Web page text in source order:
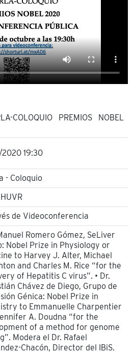
COLOQUIO PREMIOS NOBEL
19:30
- Coloquio
de Videoconferencia
Romero Gómez, SeLiver
Nobel Prize in Physiology or
to Harvey J. Alter, Michael
and Charles M. Rice “for the
of Hepatitis C virus”. • Dr.
Chávez de Diego, Grupo de
Génica: Nobel Prize in
to Emmanuelle Charpentier
A. Doudna “for the
of a method for genome
Modera el Dr. Rafael
Chacón, Director del IBiS.